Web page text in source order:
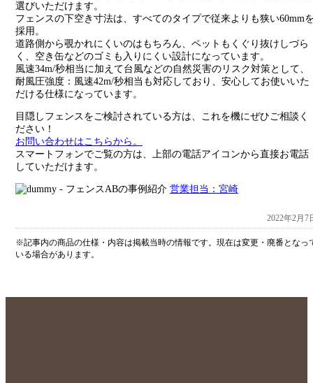
選びいただけます。
フェンスの下空き寸法は、すべてのタイプで従来よりも狭い60mm
採用。
道路側から覗かれにくいのはもちろん、ペットもくぐり抜けしづら
く、空き缶などのゴミも入りにくい設計になっています。
風速34m/秒相当に加えて台風などの自然災害のリスク対策として、
耐風圧強度：風速42m/秒相当も対応しており、安心してお使いいた
だける仕様になっています。
目隠しフェンスをご検討されている方は、これを機にぜひご相談く
ださい！
お問い合わせはこちらから。
スマートフォンでご覧の方は、上部の電話アイコンから直接お電話
していただけます。
営業担当：宮崎
2022年2月7
※記事内の商品の仕様・内容は掲載当時の情報です。現在は変更・廃番となっ
いる場合があります。